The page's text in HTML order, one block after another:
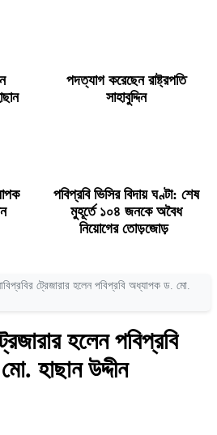
পদত্যাগ করেছেন রাষ্ট্রপতি
সাহাবুদ্দিন
পবিপ্রবি ভিসির বিদায় ঘণ্টা: শেষ
মুহূর্তে ১০৪ জনকে অবৈধ
নিয়োগের তোড়জোড়
ট্রেজারার হলেন পবিপ্রবি অধ্যাপক ড. মো.
হলেন পবিপ্রবি
হাছান উদ্দীন